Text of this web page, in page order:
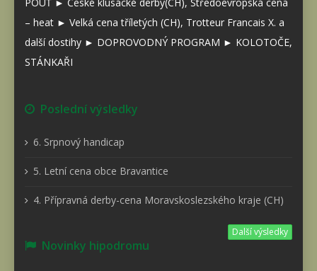
– heat ► Velká cena tříletých (CH), Trotteur Francais X. a
další dostihy ► DOPROVODNÝ PROGRAM ► KOLOTOČE,
STÁNKAŘI
Poslední výsledky
6. Srpnový handicap
5. Letní cena obce Bravantice
4. Přípravná derby-cena Moravskoslezského kraje (CH)
Další výsledky
Novinky hipodromu